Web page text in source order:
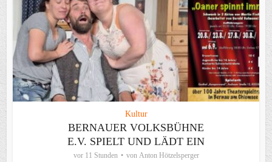
Kultur
BERNAUER VOLKSBÜHNE
E.V. SPIELT UND LÄDT EIN
vor 11 Stunden von Anton Hötzelsperger